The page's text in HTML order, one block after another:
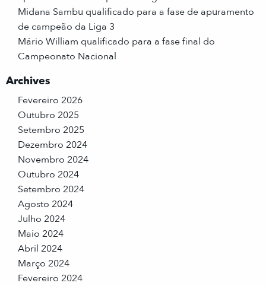
Midana Sambu qualificado para a fase de apuramento
de campeão da Liga 3
Mário William qualificado para a fase final do
Campeonato Nacional
Archives
Fevereiro 2026
Outubro 2025
Setembro 2025
Dezembro 2024
Novembro 2024
Outubro 2024
Setembro 2024
Agosto 2024
Julho 2024
Maio 2024
Abril 2024
Março 2024
Fevereiro 2024